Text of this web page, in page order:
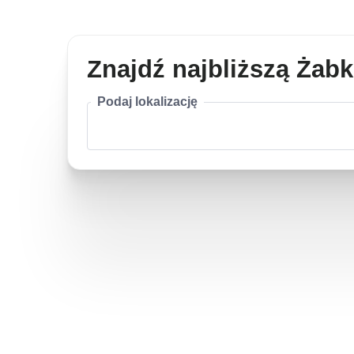
Znajdź najbliższą
Podaj lokalizację